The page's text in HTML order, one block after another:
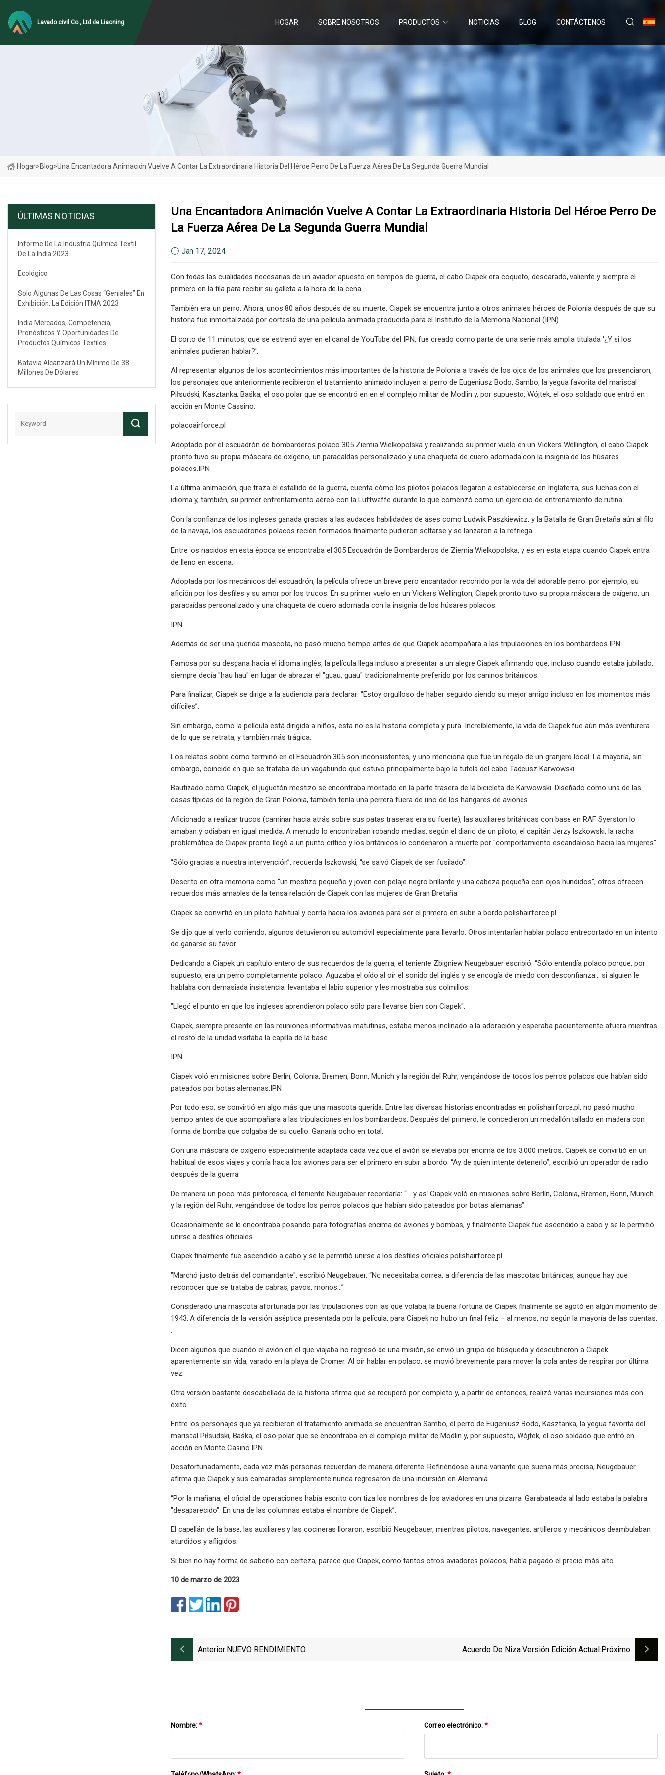
Lavado civil Co., Ltd de Liaoning HOGAR SOBRE NOSOTROS PRODUCTOS NOTICIAS BLOG CONTÁCTENOS
Hogar>Blog>Una Encantadora Animación Vuelve A Contar La Extraordinaria Historia Del Héroe Perro De La Fuerza Aérea De La Segunda Guerra Mundial
ÚLTIMAS NOTICIAS
Informe De La Industria Química Textil
De La India 2023
Ecológico
Solo Algunas De Las Cosas “geniales” En
Exhibición: La Edición ITMA 2023
India Mercados, Competencia,
Pronósticos Y Oportunidades De
Productos Químicos Textiles
Batavia Alcanzará Un Mínimo De 38
Millones De Dólares
Una Encantadora Animación Vuelve A Contar La Extraordinaria Historia Del Héroe Perro De
La Fuerza Aérea De La Segunda Guerra Mundial
Jan 17, 2024
Con todas las cualidades necesarias de un aviador apuesto en tiempos de guerra, el cabo Ciapek era coqueto, descarado, valiente y siempre el
primero en la fila para recibir su galleta a la hora de la cena.
También era un perro. Ahora, unos 80 años después de su muerte, Ciapek se encuentra junto a otros animales héroes de Polonia después de que su
historia fue inmortalizada por cortesía de una película animada producida para el Instituto de la Memoria Nacional (IPN).
El corto de 11 minutos, que se estrenó ayer en el canal de YouTube del IPN, fue creado como parte de una serie más amplia titulada '¿Y si los
animales pudieran hablar?'.
Al representar algunos de los acontecimientos más importantes de la historia de Polonia a través de los ojos de los animales que los presenciaron,
los personajes que anteriormente recibieron el tratamiento animado incluyen al perro de Eugeniusz Bodo, Sambo, la yegua favorita del mariscal
Piłsudski, Kasztanka, Baśka, el oso polar que se encontró en en el complejo militar de Modlin y, por supuesto, Wójtek, el oso soldado que entró en
acción en Monte Cassino.
polacoairforce.pl
Adoptado por el escuadrón de bombarderos polaco 305 Ziemia Wielkopolska y realizando su primer vuelo en un Vickers Wellington, el cabo Ciapek
pronto tuvo su propia máscara de oxígeno, un paracaídas personalizado y una chaqueta de cuero adornada con la insignia de los húsares
polacos.IPN
La última animación, que traza el estallido de la guerra, cuenta cómo los pilotos polacos llegaron a establecerse en Inglaterra, sus luchas con el
idioma y, también, su primer enfrentamiento aéreo con la Luftwaffe durante lo que comenzó como un ejercicio de entrenamiento de rutina.
Con la confianza de los ingleses ganada gracias a las audaces habilidades de ases como Ludwik Paszkiewicz, y la Batalla de Gran Bretaña aún al filo
de la navaja, los escuadrones polacos recién formados finalmente pudieron soltarse y se lanzaron a la refriega.
Entre los nacidos en esta época se encontraba el 305 Escuadrón de Bombarderos de Ziemia Wielkopolska, y es en esta etapa cuando Ciapek entra
de lleno en escena.
Adoptada por los mecánicos del escuadrón, la película ofrece un breve pero encantador recorrido por la vida del adorable perro: por ejemplo, su
afición por los desfiles y su amor por los trucos. En su primer vuelo en un Vickers Wellington, Ciapek pronto tuvo su propia máscara de oxígeno, un
paracaídas personalizado y una chaqueta de cuero adornada con la insignia de los húsares polacos.
IPN
Además de ser una querida mascota, no pasó mucho tiempo antes de que Ciapek acompañara a las tripulaciones en los bombardeos.IPN
Famosa por su desgana hacia el idioma inglés, la película llega incluso a presentar a un alegre Ciapek afirmando que, incluso cuando estaba jubilado,
siempre decía "hau hau" en lugar de abrazar el "guau, guau" tradicionalmente preferido por los caninos británicos.
Para finalizar, Ciapek se dirige a la audiencia para declarar: “Estoy orgulloso de haber seguido siendo su mejor amigo incluso en los momentos más
difíciles”.
Sin embargo, como la película está dirigida a niños, esta no es la historia completa y pura. Increíblemente, la vida de Ciapek fue aún más aventurera
de lo que se retrata, y también más trágica.
Los relatos sobre cómo terminó en el Escuadrón 305 son inconsistentes, y uno menciona que fue un regalo de un granjero local. La mayoría, sin
embargo, coincide en que se trataba de un vagabundo que estuvo principalmente bajo la tutela del cabo Tadeusz Karwowski.
Bautizado como Ciapek, el juguetón mestizo se encontraba montado en la parte trasera de la bicicleta de Karwowski. Diseñado como una de las
casas típicas de la región de Gran Polonia, también tenía una perrera fuera de uno de los hangares de aviones.
Aficionado a realizar trucos (caminar hacia atrás sobre sus patas traseras era su fuerte), las auxiliares británicas con base en RAF Syerston lo
amaban y odiaban en igual medida. A menudo lo encontraban robando medias, según el diario de un piloto, el capitán Jerzy Iszkowski, la racha
problemática de Ciapek pronto llegó a un punto crítico y los británicos lo condenaron a muerte por "comportamiento escandaloso hacia las mujeres".
“Sólo gracias a nuestra intervención”, recuerda Iszkowski, “se salvó Ciapek de ser fusilado”.
Descrito en otra memoria como “un mestizo pequeño y joven con pelaje negro brillante y una cabeza pequeña con ojos hundidos”, otros ofrecen
recuerdos más amables de la tensa relación de Ciapek con las mujeres de Gran Bretaña.
Ciapek se convirtió en un piloto habitual y corría hacia los aviones para ser el primero en subir a bordo.polishairforce.pl
Se dijo que al verlo corriendo, algunos detuvieron su automóvil especialmente para llevarlo. Otros intentarían hablar polaco entrecortado en un intento
de ganarse su favor.
Dedicando a Ciapek un capítulo entero de sus recuerdos de la guerra, el teniente Zbigniew Neugebauer escribió: “Sólo entendía polaco porque, por
supuesto, era un perro completamente polaco. Aguzaba el oído al oír el sonido del inglés y se encogía de miedo con desconfianza... si alguien le
hablaba con demasiada insistencia, levantaba el labio superior y les mostraba sus colmillos.
"Llegó el punto en que los ingleses aprendieron polaco sólo para llevarse bien con Ciapek".
Ciapek, siempre presente en las reuniones informativas matutinas, estaba menos inclinado a la adoración y esperaba pacientemente afuera mientras
el resto de la unidad visitaba la capilla de la base.
IPN
Ciapek voló en misiones sobre Berlín, Colonia, Bremen, Bonn, Munich y la región del Ruhr, vengándose de todos los perros polacos que habían sido
pateados por botas alemanas.IPN
Por todo eso, se convirtió en algo más que una mascota querida. Entre las diversas historias encontradas en polishairforce.pl, no pasó mucho
tiempo antes de que acompañara a las tripulaciones en los bombardeos. Después del primero, le concedieron un medallón tallado en madera con
forma de bomba que colgaba de su cuello. Ganaría ocho en total.
Con una máscara de oxígeno especialmente adaptada cada vez que el avión se elevaba por encima de los 3.000 metros, Ciapek se convirtió en un
habitual de esos viajes y corría hacia los aviones para ser el primero en subir a bordo. “Ay de quien intente detenerlo”, escribió un operador de radio
después de la guerra.
De manera un poco más pintoresca, el teniente Neugebauer recordaría: “... y así Ciapek voló en misiones sobre Berlín, Colonia, Bremen, Bonn, Munich
y la región del Ruhr, vengándose de todos los perros polacos que habían sido pateados por botas alemanas”.
Ocasionalmente se le encontraba posando para fotografías encima de aviones y bombas, y finalmente Ciapek fue ascendido a cabo y se le permitió
unirse a desfiles oficiales.
Ciapek finalmente fue ascendido a cabo y se le permitió unirse a los desfiles oficiales.polishairforce.pl
"Marchó justo detrás del comandante", escribió Neugebauer. “No necesitaba correa, a diferencia de las mascotas británicas, aunque hay que
reconocer que se trataba de cabras, pavos, monos…”
Considerado una mascota afortunada por las tripulaciones con las que volaba, la buena fortuna de Ciapek finalmente se agotó en algún momento de
1943. A diferencia de la versión aséptica presentada por la película, para Ciapek no hubo un final feliz – al menos, no según la mayoría de las cuentas.
Dicen algunos que cuando el avión en el que viajaba no regresó de una misión, se envió un grupo de búsqueda y descubrieron a Ciapek
aparentemente sin vida, varado en la playa de Cromer. Al oír hablar en polaco, se movió brevemente para mover la cola antes de respirar por última
vez.
Otra versión bastante descabellada de la historia afirma que se recuperó por completo y, a partir de entonces, realizó varias incursiones más con
éxito.
Entre los personajes que ya recibieron el tratamiento animado se encuentran Sambo, el perro de Eugeniusz Bodo, Kasztanka, la yegua favorita del
mariscal Piłsudski, Baśka, el oso polar que se encontraba en el complejo militar de Modlin y, por supuesto, Wójtek, el oso soldado que entró en
acción en Monte Casino.IPN
Desafortunadamente, cada vez más personas recuerdan de manera diferente. Refiriéndose a una variante que suena más precisa, Neugebauer
afirma que Ciapek y sus camaradas simplemente nunca regresaron de una incursión en Alemania.
“Por la mañana, el oficial de operaciones había escrito con tiza los nombres de los aviadores en una pizarra. Garabateada al lado estaba la palabra
"desaparecido". En una de las columnas estaba el nombre de Ciapek”.
El capellán de la base, las auxiliares y las cocineras lloraron, escribió Neugebauer, mientras pilotos, navegantes, artilleros y mecánicos deambulaban
aturdidos y afligidos.
Si bien no hay forma de saberlo con certeza, parece que Ciapek, como tantos otros aviadores polacos, había pagado el precio más alto.
10 de marzo de 2023
Anterior:NUEVO RENDIMIENTO Acuerdo De Niza Versión Edición Actual:próximo
Nombre:* Correo electrónico:*